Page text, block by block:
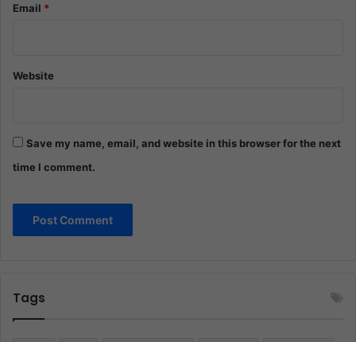
Email *
Website
Save my name, email, and website in this browser for the next
time I comment.
Tags